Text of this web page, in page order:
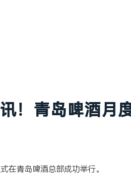
！青岛啤酒月
在青岛啤酒总部成功举行。